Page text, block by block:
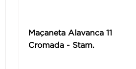
Maçaneta Alavanca 11
Cromada - Stam.